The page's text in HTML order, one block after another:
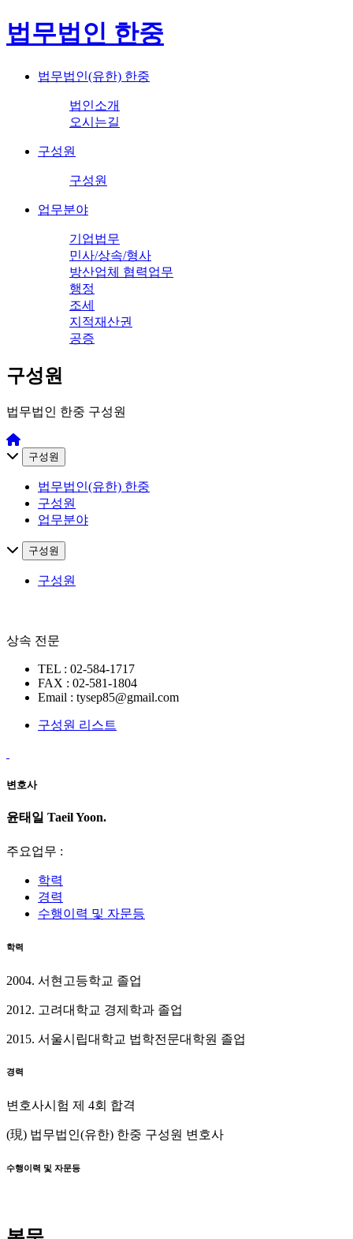
법무법인 한중
법무법인(유한) 한중
법인소개
오시는길
구성원
구성원
업무분야
기업법무
민사/상속/형사
방산업체 협력업무
행정
조세
지적재산권
공증
구성원
법무법인 한중 구성원
구성원
법무법인(유한) 한중
구성원
업무분야
구성원
구성원
상속 전문
TEL : 02-584-1717
FAX : 02-581-1804
Email : tysep85@gmail.com
구성원 리스트
변호사
윤태일 Taeil Yoon.
주요업무 :
학력
경력
수행이력 및 자문등
학력
2004. 서현고등학교 졸업
2012. 고려대학교 경제학과 졸업
2015. 서울시립대학교 법학전문대학원 졸업
경력
변호사시험 제 4회 합격
(現) 법무법인(유한) 한중 구성원 변호사
수행이력 및 자문등